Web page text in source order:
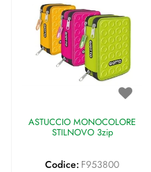
ASTUCCIO MONOCOLORE
STILNOVO 3zip
Codice: F953800